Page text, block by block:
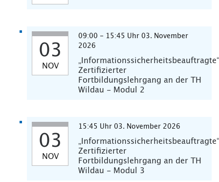
03
NOV
09:00 - 15:45 Uhr 03. November
2026
„Informationssicherheitsbeauftragte“
Zertifizierter
Fortbildungslehrgang an der TH
Wildau - Modul 2
03
NOV
15:45 Uhr 03. November 2026
„Informationssicherheitsbeauftragte“
Zertifizierter
Fortbildungslehrgang an der TH
Wildau - Modul 3